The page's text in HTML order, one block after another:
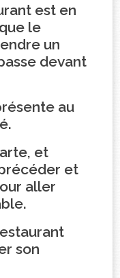
est en
le
un
devant
au
et
et
aller
son